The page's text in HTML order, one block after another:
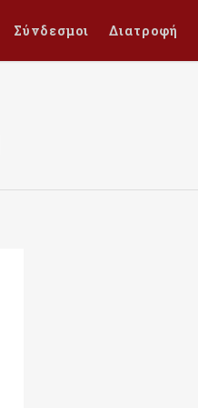
Σύνδεσμοι Διατροφή